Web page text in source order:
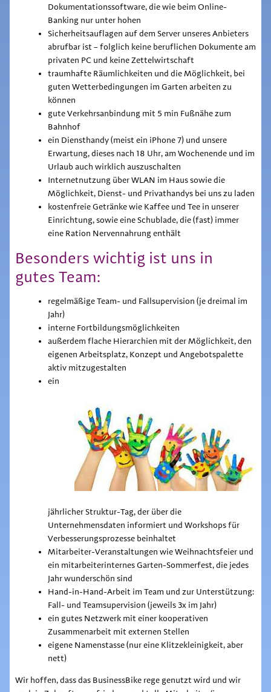
Dokumentationssoftware, die wie beim Online-
Banking nur unter hohen
Sicherheitsauflagen auf dem Server unseres Anbieters
abrufbar ist – folglich keine beruflichen Dokumente am
privaten PC und keine Zettelwirtschaft
traumhafte Räumlichkeiten und die Möglichkeit, bei
guten Wetterbedingungen im Garten arbeiten zu
können
gute Verkehrsanbindung mit 5 min Fußnähe zum
Bahnhof
ein Diensthandy (meist ein iPhone 7) und unsere
Erwartung, dieses nach 18 Uhr, am Wochenende und im
Urlaub auch wirklich auszuschalten
Internetnutzung über WLAN im Haus sowie die
Möglichkeit, Dienst- und Privathandys bei uns zu laden
kostenfreie Getränke wie Kaffee und Tee in unserer
Einrichtung, sowie eine Schublade, die (fast) immer
eine Ration Nervennahrung enthält
Besonders wichtig ist uns in
gutes Team:
regelmäßige Team- und Fallsupervision (je dreimal im
Jahr)
interne Fortbildungsmöglichkeiten
außerdem flache Hierarchien mit der Möglichkeit, den
eigenen Arbeitsplatz, Konzept und Angebotspalette
aktiv mitzugestalten
ein
jährlicher Struktur-Tag, der über die
Unternehmensdaten informiert und Workshops für
Verbesserungsprozesse beinhaltet
Mitarbeiter-Veranstaltungen wie Weihnachtsfeier und
ein mitarbeiterinternes Garten-Sommerfest, die jedes
Jahr wunderschön sind
Hand-in-Hand-Arbeit im Team und zur Unterstützung:
Fall- und Teamsupervision (jeweils 3x im Jahr)
ein gutes Netzwerk mit einer kooperativen
Zusammenarbeit mit externen Stellen
eigene Namenstasse (nur eine Klitzekleinigkeit, aber
nett)
Wir hoffen, dass das BusinessBike rege genutzt wird und wir